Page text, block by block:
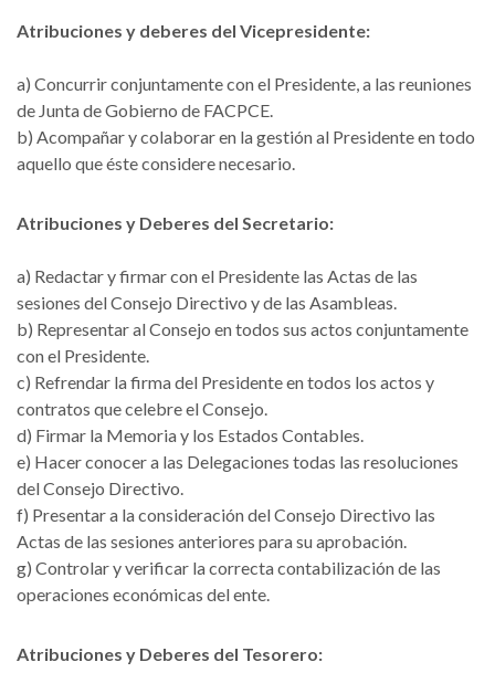
Atribuciones y deberes del Vicepresidente:
a) Concurrir conjuntamente con el Presidente, a las reuniones
de Junta de Gobierno de FACPCE.
b) Acompañar y colaborar en la gestión al Presidente en todo
aquello que éste considere necesario.
Atribuciones y Deberes del Secretario:
a) Redactar y firmar con el Presidente las Actas de las
sesiones del Consejo Directivo y de las Asambleas.
b) Representar al Consejo en todos sus actos conjuntamente
con el Presidente.
c) Refrendar la firma del Presidente en todos los actos y
contratos que celebre el Consejo.
d) Firmar la Memoria y los Estados Contables.
e) Hacer conocer a las Delegaciones todas las resoluciones
del Consejo Directivo.
f) Presentar a la consideración del Consejo Directivo las
Actas de las sesiones anteriores para su aprobación.
g) Controlar y verificar la correcta contabilización de las
operaciones económicas del ente.
Atribuciones y Deberes del Tesorero: